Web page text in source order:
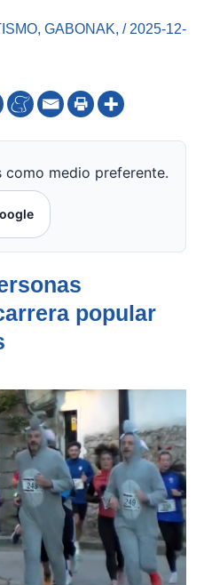
, GABONAK, / 2025-12-
como medio preferente.
popular